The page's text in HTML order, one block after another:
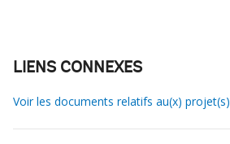
LIENS CONNEXES
Voir les documents relatifs au(x) projet(s)